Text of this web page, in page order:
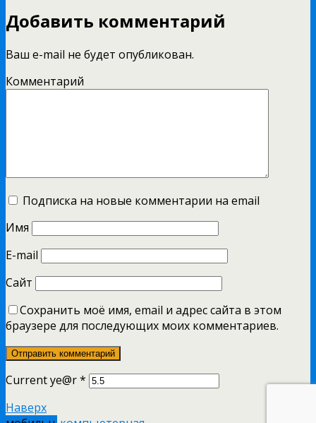
Добавить комментарий
Ваш e-mail не будет опубликован.
Комментарий
Подписка на новые комментарии на email
Имя
E-mail
Сайт
Сохранить моё имя, email и адрес сайта в этом
браузере для последующих моих комментариев.
Current ye@r*
Наверх